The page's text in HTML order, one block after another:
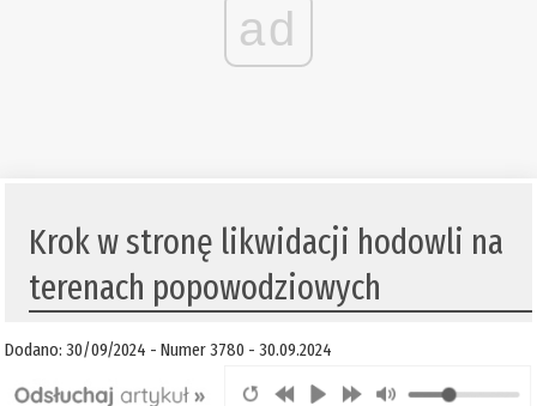
ad
Krok w stronę likwidacji hodowli na
terenach popowodziowych
Dodano: 30/09/2024 - Numer 3780 - 30.09.2024